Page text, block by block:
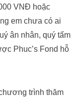
VNĐ hoặc
em chưa có ai
ân nhân, quý tấm
Phuc’s Fond hỗ
trình thăm